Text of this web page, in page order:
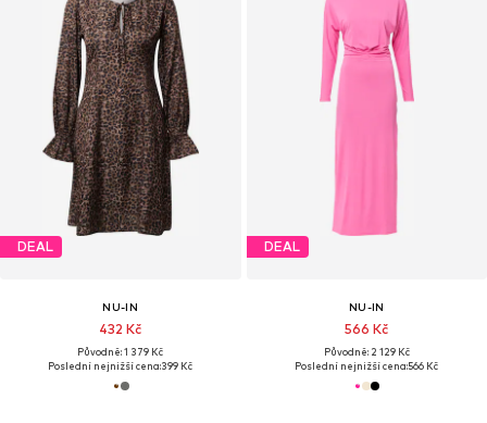
DEAL
NU-IN
432 Kč
Původně: 1 379 Kč
Poslední nejnižší cena:399 Kč
DEAL
NU-IN
566 Kč
Původně: 2 129 Kč
Poslední nejnižší cena:566 Kč